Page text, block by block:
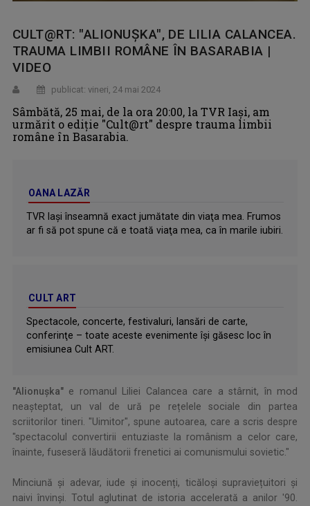
CULT@RT: "ALIONUȘKA", DE LILIA CALANCEA.
TRAUMA LIMBII ROMÂNE ÎN BASARABIA |
VIDEO
publicat: vineri, 24 mai 2024
Sâmbătă, 25 mai, de la ora 20:00, la TVR Iași, am
urmărit o ediție "Cult@rt" despre trauma limbii
române în Basarabia.
OANA LAZĂR
TVR Iaşi înseamnă exact jumătate din viaţa mea. Frumos
ar fi să pot spune că e toată viaţa mea, ca în marile iubiri.
CULT ART
Spectacole, concerte, festivaluri, lansări de carte,
conferinţe – toate aceste evenimente îşi găsesc loc în
emisiunea Cult ART.
"Alionușka" e romanul Liliei Calancea care a stârnit, în mod
neașteptat, un val de ură pe rețelele sociale din partea
scriitorilor tineri. "Uimitor", spune autoarea, care a scris despre
"spectacolul convertirii entuziaste la românism a celor care,
înainte, fuseseră lăudătorii frenetici ai comunismului sovietic."
Minciună și adevar, iude și inocenți, ticăloși supraviețuitori și
naivi învinși. Totul aglutinat de istoria accelerată a anilor '90.